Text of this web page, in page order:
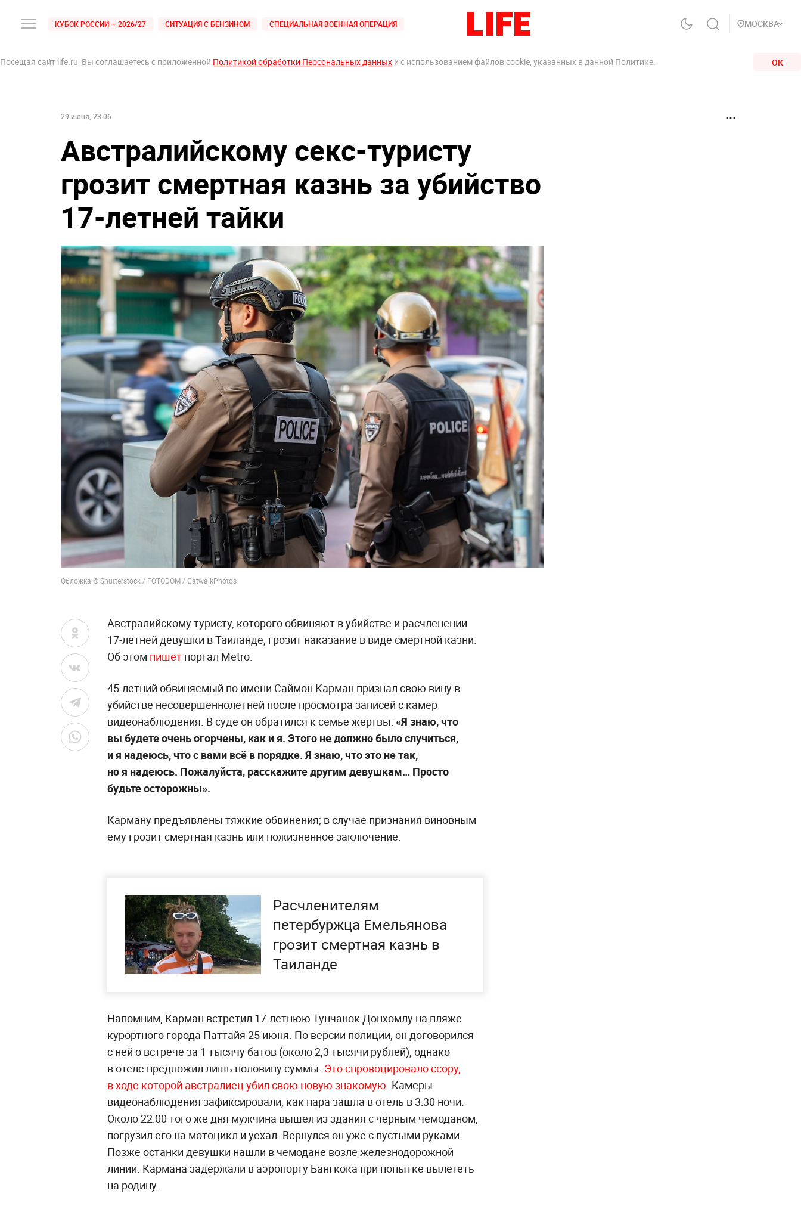
КУБОК РОССИИ — 2026/27 СИТУАЦИЯ С БЕНЗИНОМ СПЕЦИАЛЬНАЯ ВОЕННАЯ ОПЕРАЦИЯ МОСКВА
Посещая сайт life.ru, Вы соглашаетесь с приложенной Политикой обработки Персональных данных и с использованием файлов cookie, указанных в данной Политике. ОК
29 июня, 23:06
Австралийскому секс-туристу
грозит смертная казнь за убийство
17-летней тайки
Обложка © Shutterstock / FOTODOM / CatwalkPhotos
Австралийскому туристу, которого обвиняют в убийстве и расчленении
17-летней девушки в Таиланде, грозит наказание в виде смертной казни.
Об этом пишет портал Metro.
45-летний обвиняемый по имени Саймон Карман признал свою вину в
убийстве несовершеннолетней после просмотра записей с камер
видеонаблюдения. В суде он обратился к семье жертвы: «Я знаю, что
вы будете очень огорчены, как и я. Этого не должно было случиться,
и я надеюсь, что с вами всё в порядке. Я знаю, что это не так,
но я надеюсь. Пожалуйста, расскажите другим девушкам… Просто
будьте осторожны».
Карману предъявлены тяжкие обвинения; в случае признания виновным
ему грозит смертная казнь или пожизненное заключение.
Расчленителям
петербуржца Емельянова
грозит смертная казнь в
Таиланде
Напомним, Карман встретил 17-летнюю Тунчанок Донхомлу на пляже
курортного города Паттайя 25 июня. По версии полиции, он договорился
с ней о встрече за 1 тысячу батов (около 2,3 тысячи рублей), однако
в отеле предложил лишь половину суммы. Это спровоцировало ссору,
в ходе которой австралиец убил свою новую знакомую. Камеры
видеонаблюдения зафиксировали, как пара зашла в отель в 3:30 ночи.
Около 22:00 того же дня мужчина вышел из здания с чёрным чемоданом,
погрузил его на мотоцикл и уехал. Вернулся он уже с пустыми руками.
Позже останки девушки нашли в чемодане возле железнодорожной
линии. Кармана задержали в аэропорту Бангкока при попытке вылететь
на родину.